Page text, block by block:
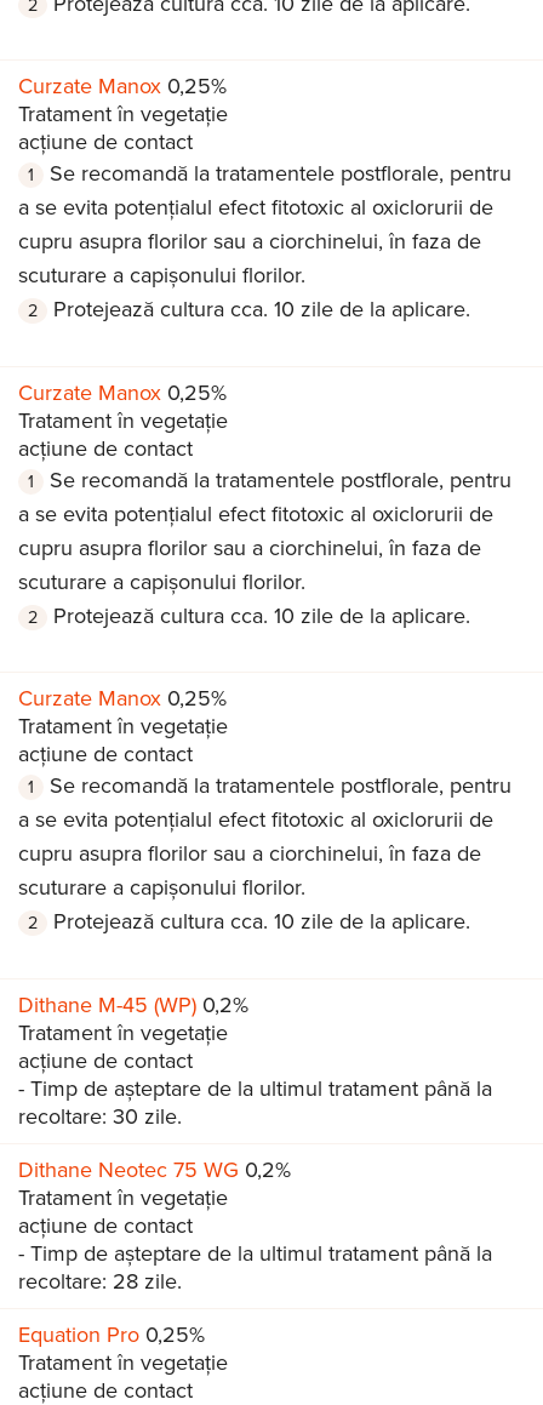
Curzate Manox 0,25%
Tratament în vegetație
acțiune de contact
Se recomandă la tratamentele postflorale, pentru
a se evita potențialul efect fitotoxic al oxiclorurii de
cupru asupra florilor sau a ciorchinelui, în faza de
scuturare a capișonului florilor.
Protejează cultura cca. 10 zile de la aplicare.
Curzate Manox 0,25%
Tratament în vegetație
acțiune de contact
Se recomandă la tratamentele postflorale, pentru
a se evita potențialul efect fitotoxic al oxiclorurii de
cupru asupra florilor sau a ciorchinelui, în faza de
scuturare a capișonului florilor.
Protejează cultura cca. 10 zile de la aplicare.
Curzate Manox 0,25%
Tratament în vegetație
acțiune de contact
Se recomandă la tratamentele postflorale, pentru
a se evita potențialul efect fitotoxic al oxiclorurii de
cupru asupra florilor sau a ciorchinelui, în faza de
scuturare a capișonului florilor.
Protejează cultura cca. 10 zile de la aplicare.
Dithane M-45 (WP) 0,2%
Tratament în vegetație
acțiune de contact
- Timp de așteptare de la ultimul tratament până la
recoltare: 30 zile.
Dithane Neotec 75 WG 0,2%
Tratament în vegetație
acțiune de contact
- Timp de așteptare de la ultimul tratament până la
recoltare: 28 zile.
Equation Pro 0,25%
Tratament în vegetație
acțiune de contact